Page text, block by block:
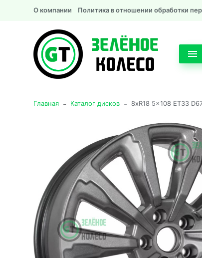
О компании Политика в отношении обработки
Главная - Каталог дисков - 8xR18 5x108 ET33